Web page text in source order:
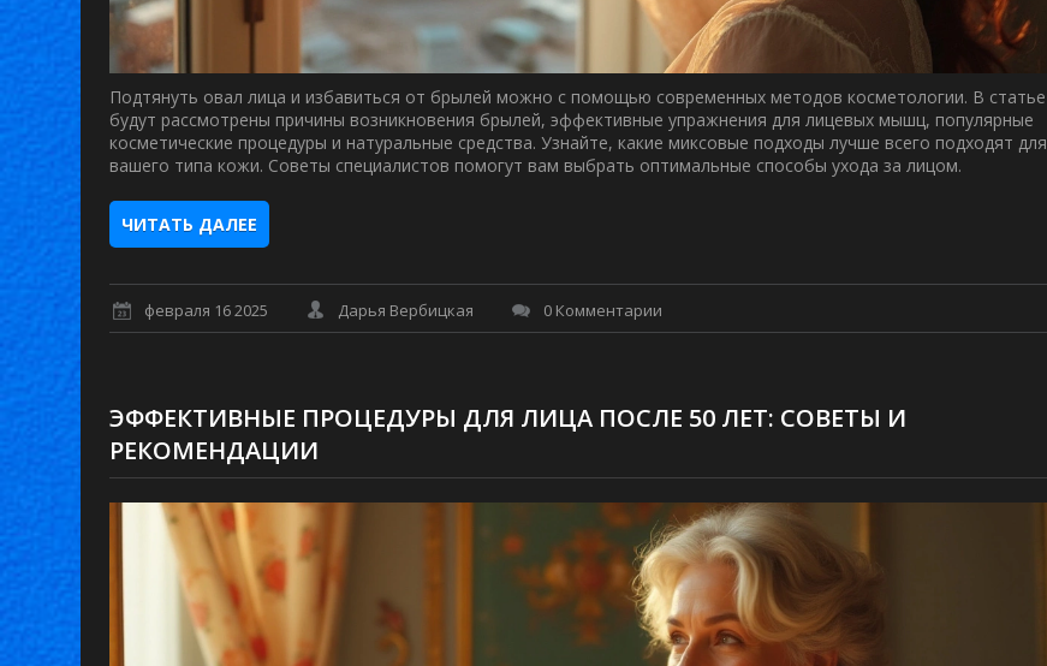
Подтянуть овал лица и избавиться от брылей можно с помощью современных методов косметологии. В статье
будут рассмотрены причины возникновения брылей, эффективные упражнения для лицевых мышц, популярные
косметические процедуры и натуральные средства. Узнайте, какие миксовые подходы лучше всего подходят для
вашего типа кожи. Советы специалистов помогут вам выбрать оптимальные способы ухода за лицом.
ЧИТАТЬ ДАЛЕЕ
февраля 16 2025 Дарья Вербицкая 0 Комментарии
ЭФФЕКТИВНЫЕ ПРОЦЕДУРЫ ДЛЯ ЛИЦА ПОСЛЕ 50 ЛЕТ: СОВЕТЫ И
РЕКОМЕНДАЦИИ